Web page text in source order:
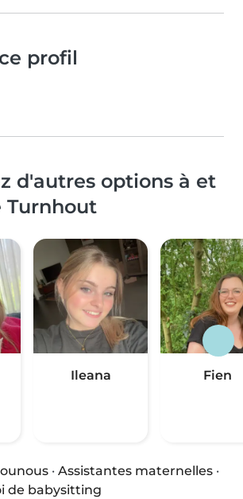
profil
d'autres options à et
Turnhout
Ileana Fien
· Assistantes maternelles ·
de babysitting